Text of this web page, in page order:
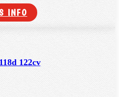
INFO
122cv